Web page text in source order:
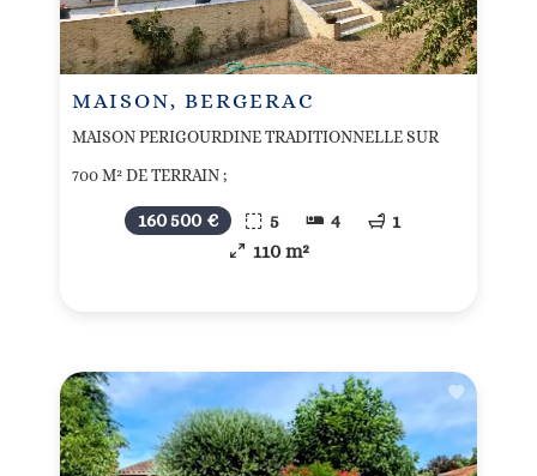
MAISON, BERGERAC
MAISON PERIGOURDINE TRADITIONNELLE SUR
700 M² DE TERRAIN ;
160 500 € 5 4
1
110 m²